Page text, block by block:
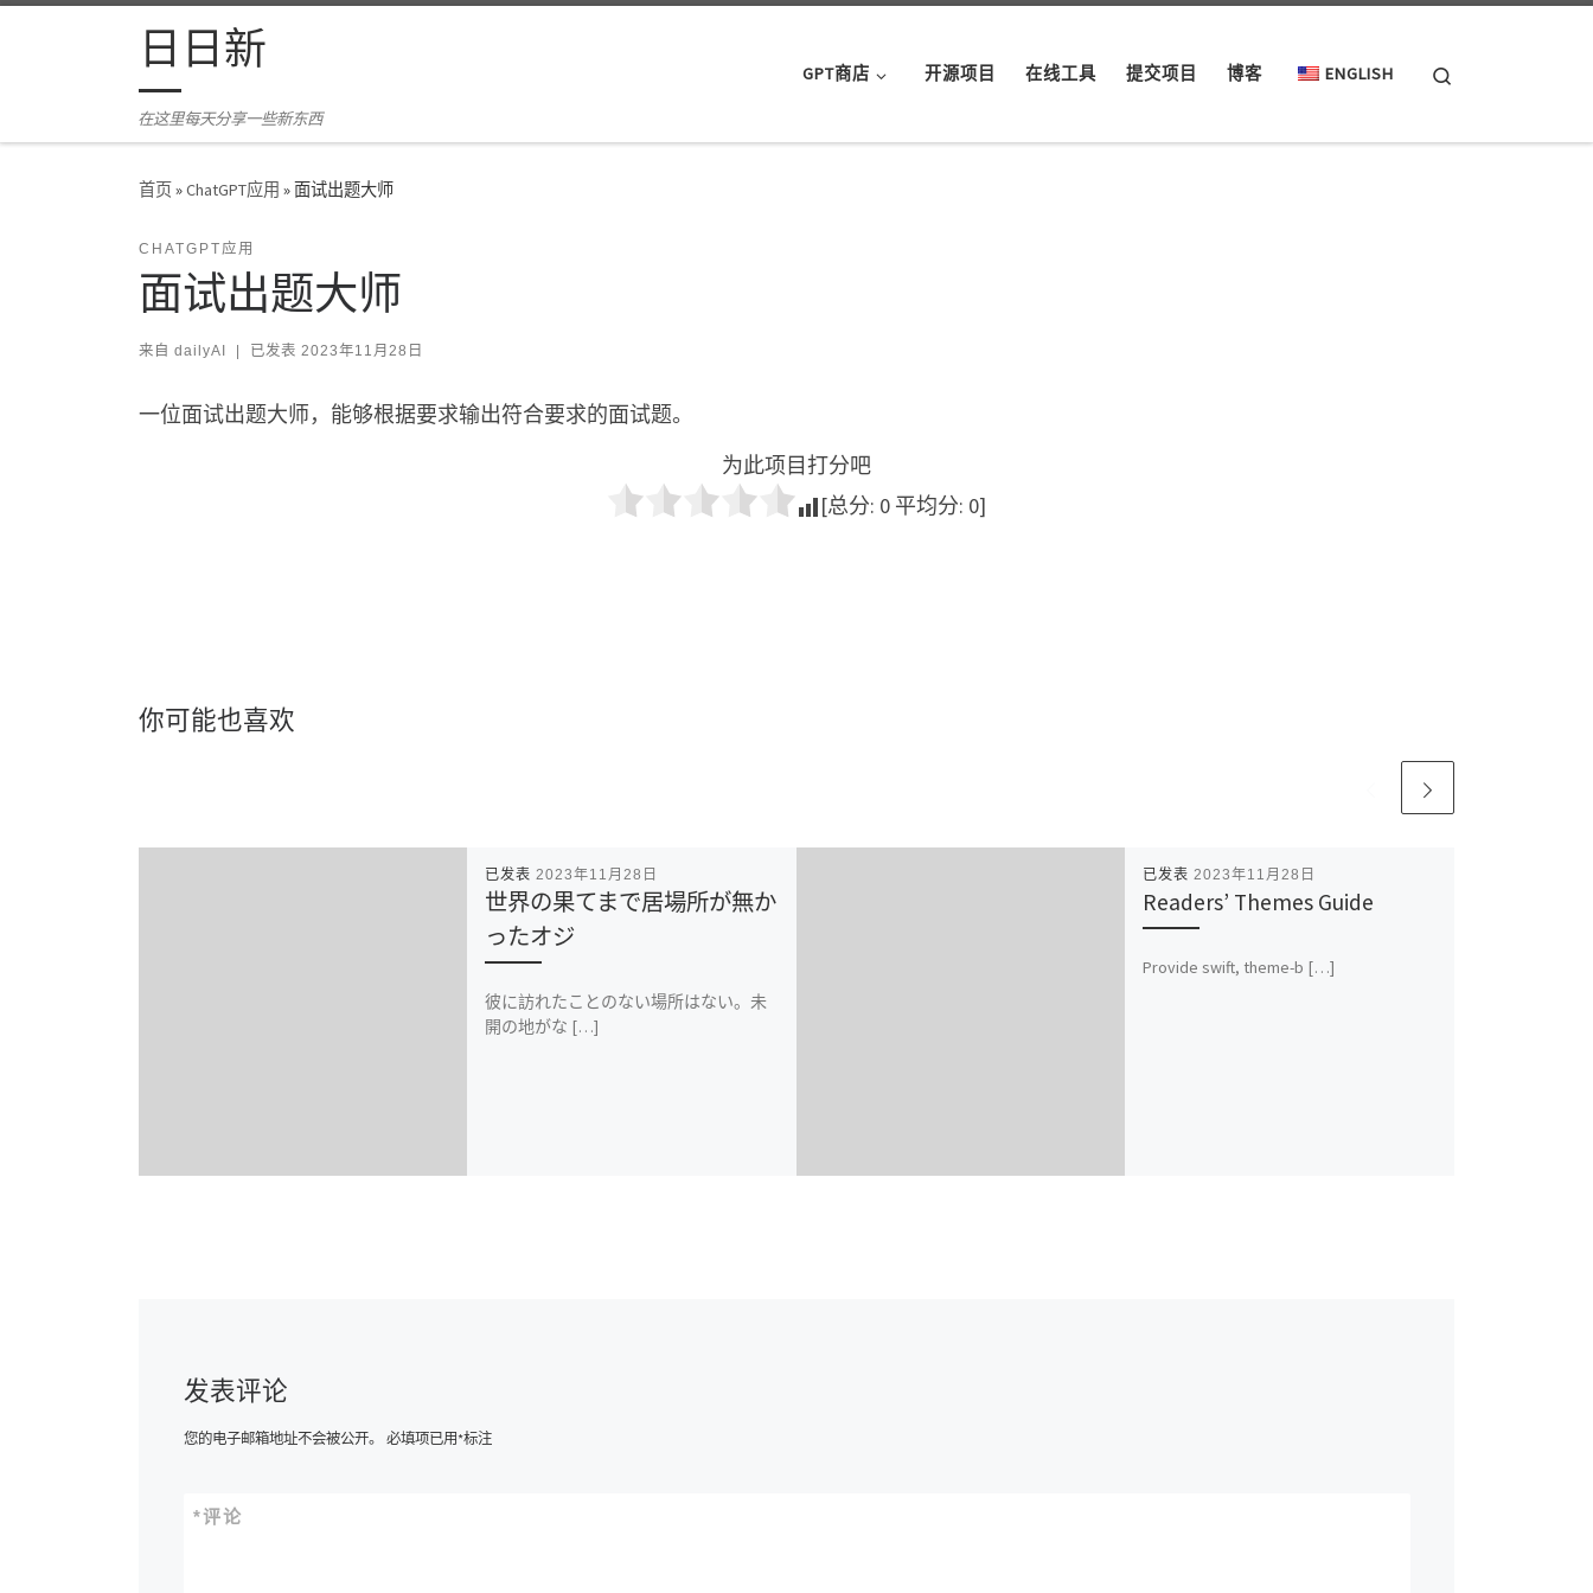
Skip to content日日新
在这里每天分享一些新东西
GPT商店 开源项目 在线工具 提交项目 博客 ENGLISH
首页»ChatGPT应用 »面试出题大师
CHATGPT应用
面试出题大师
来自 dailyAI 已发表 2023年11月28日
一位面试出题大师，能够根据要求输出符合要求的面试题。
为此项目打分吧
[总分: 0 平均分: 0]
你可能也喜欢
已发表 2023年11月28日
世界の果てまで居場所が無か
ったオジ
彼に訪れたことのない場所はない。未
開の地がな […]
已发表 2023年11月28日
Readers’ Themes Guide
Provide swift, theme-b […]
发表评论
您的电子邮箱地址不会被公开。 必填项已用*标注
评论
*